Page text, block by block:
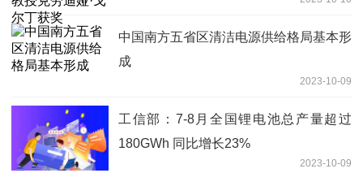
中国南方五省区清洁电源供给格局基本形
成
2023-10-09
工信部：7-8月全国锂电池总产量超过
180GWh 同比增长23%
2023-10-09